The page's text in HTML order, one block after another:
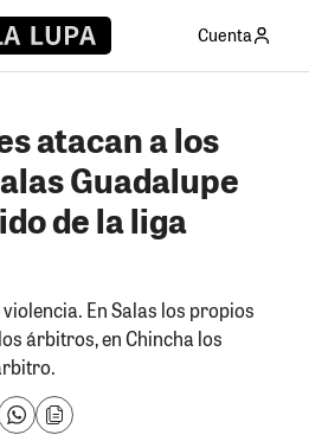
Cuenta
atacan a los
Guadalupe
de la liga
En Salas los propios
árbitros, en Chincha los